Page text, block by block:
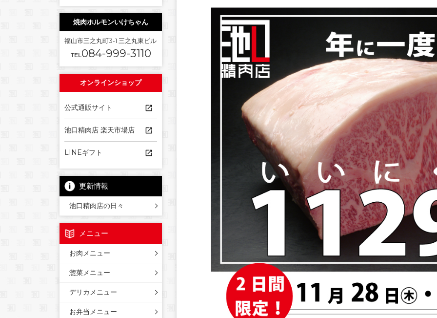
焼肉ホルモンいけちゃん
福山市三之丸町3-1 三之丸東ビル
TEL084-999-3110
オンラインショップ
公式通販サイト
池口精肉店 楽天市場店
LINEギフト
更新情報
池口精肉店の日々
メニュー
お肉メニュー
惣菜メニュー
デリカメニュー
お弁当メニュー